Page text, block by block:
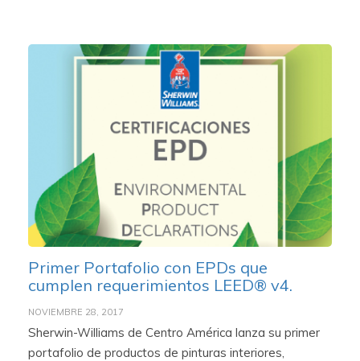
Primer Portafolio con EPDs que
cumplen requerimientos LEED® v4.
NOVIEMBRE 28, 2017
Sherwin-Williams de Centro América lanza su primer
portafolio de productos de pinturas interiores,